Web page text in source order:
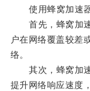
使用蜂窝加速器
首先，蜂窝加速
户在网络覆盖较差
络。
其次，蜂窝加速
提升网络响应速度